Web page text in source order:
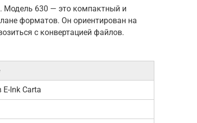
Модель 630 — это компактный и
форматов. Он ориентирован на
с конвертацией файлов.
Ink Carta